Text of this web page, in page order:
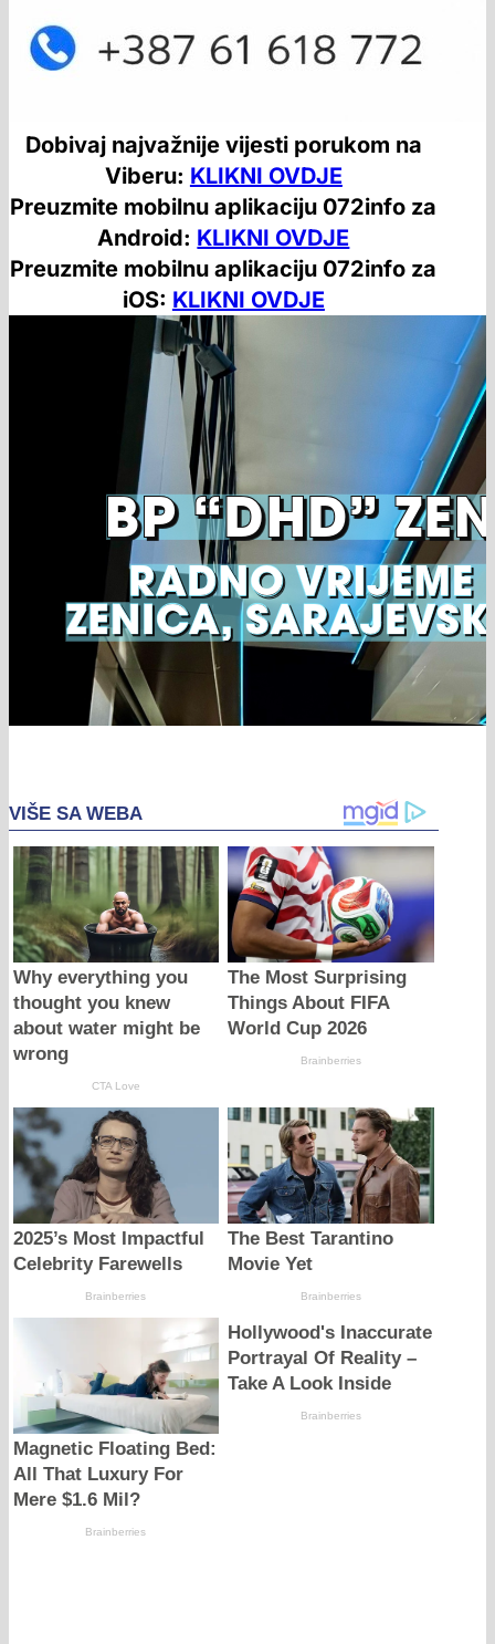
Dobivaj najvažnije vijesti porukom na
Viberu: KLIKNI OVDJE
Preuzmite mobilnu aplikaciju 072info za
Android: KLIKNI OVDJE
Preuzmite mobilnu aplikaciju 072info za
iOS: KLIKNI OVDJE